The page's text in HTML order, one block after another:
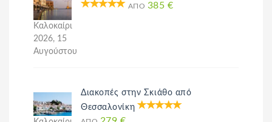
Καλοκαίρι
2026, 15
Αυγούστου
ΑΠΌ 385 €
Διακοπές στην Σκιάθο από
Θεσσαλονίκη